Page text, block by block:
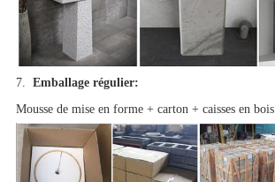
7. Emballage régulier:
Mousse de mise en forme + carton + caisses en bois